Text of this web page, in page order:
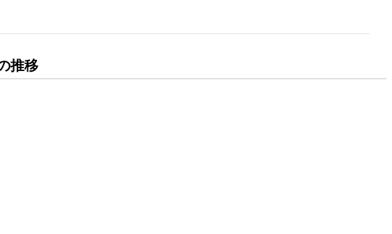
推移
時価総額の推移にアクセスできます。